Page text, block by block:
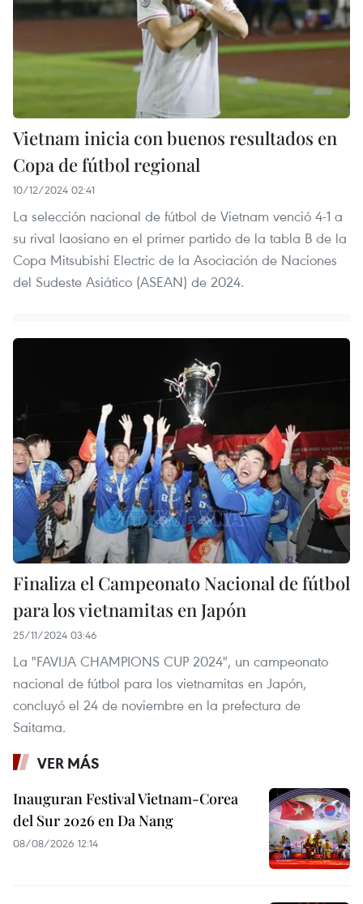
Vietnam inicia con buenos resultados en
Copa de fútbol regional
10/12/2024 02:41
La selección nacional de fútbol de Vietnam venció 4-1 a
su rival laosiano en el primer partido de la tabla B de la
Copa Mitsubishi Electric de la Asociación de Naciones
del Sudeste Asiático (ASEAN) de 2024.
Finaliza el Campeonato Nacional de fútbol
para los vietnamitas en Japón
25/11/2024 03:46
La "FAVIJA CHAMPIONS CUP 2024", un campeonato
nacional de fútbol para los vietnamitas en Japón,
concluyó el 24 de noviembre en la prefectura de
Saitama.
VER MÁS
Inauguran Festival Vietnam-Corea
del Sur 2026 en Da Nang
08/08/2026 12:14